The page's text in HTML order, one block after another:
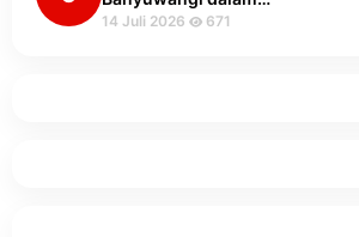
14 Juli 2026 671